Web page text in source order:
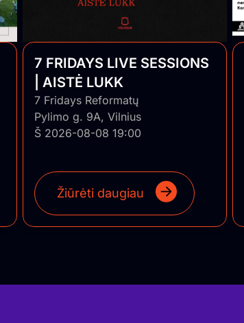
7 FRIDAYS LIVE SESSIONS
| AISTĖ LUKK
7 Fridays Reformatų
Pylimo g. 9A, Vilnius
Š 2026-08-08 19:00
Žiūrėti daugiau